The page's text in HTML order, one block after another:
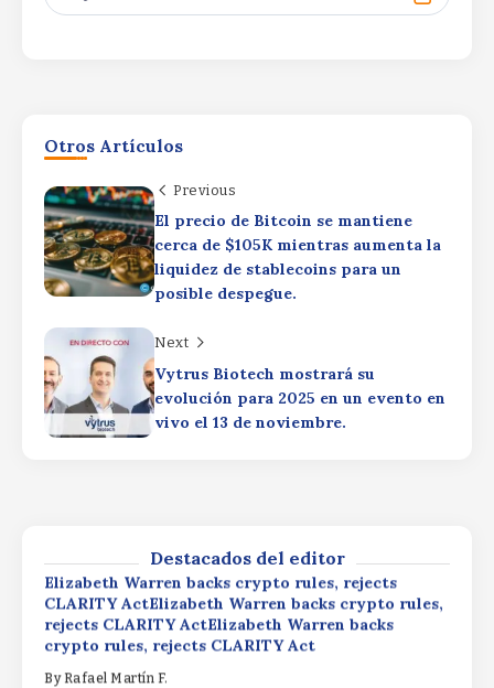
Otros Artículos
Previous
El precio de Bitcoin se mantiene
cerca de $105K mientras aumenta la
liquidez de stablecoins para un
posible despegue.
Next
Vytrus Biotech mostrará su
evolución para 2025 en un evento en
vivo el 13 de noviembre.
Destacados del editor
ProfitsProductivity Driving Profits
ByRafael Martín F.
Elizabeth Warren backs crypto rules, rejects
CLARITY ActElizabeth Warren backs crypto rules,
rejects CLARITY ActElizabeth Warren backs
crypto rules, rejects CLARITY Act
ByRafael Martín F.
Wall Street optimism fuels new market
momentum as XRP ETF inflows expected to
surpass $1.51 billionWall Street optimism fuels
new market momentum as XRP ETF inflows
expected to surpass $1.51 billionWall Street
Elizabeth Warren backs crypto rules, rejects
CLARITY ActElizabeth Warren backs crypto rules,
rejects CLARITY ActElizabeth Warren backs
crypto rules, rejects CLARITY Act
By Rafael Martín F.